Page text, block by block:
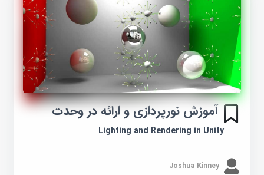
آموزش نورپردازی و ارائه در وحدت
Lighting and Rendering in Unity
Joshua Kinney